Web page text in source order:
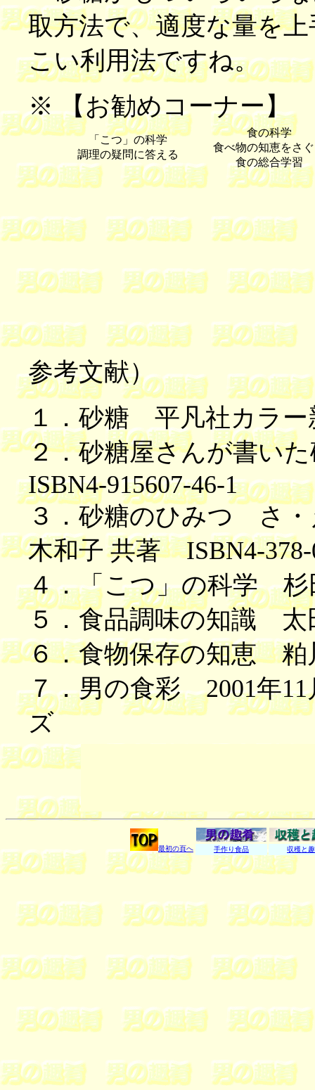
取方法で、適度な量を
こい利用法ですね。
※ 【お勧めコーナー】
「こつ」の科学
調理の疑問に答える
食の科学
食べ物の知恵をさ
食の総合学習
参考文献）
１．砂糖 平凡社カラ
２．砂糖屋さんが書
ISBN4-915607-46-1
３．砂糖のひみつ さ
木和子 共著 ISBN4-378-
４．「こつ」の科学 杉
５．食品調味の知識 太
６．食物保存の知恵 粕
７．男の食彩 2001年
ズ
最初の頁へ 手作り食品 収穫と